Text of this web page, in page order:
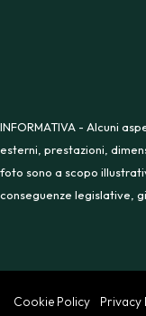
INFORMATIVA - Alcuni
esterni, prestazioni,
foto sono a scopo
conseguenze legislative,
Cookie Policy Privacy